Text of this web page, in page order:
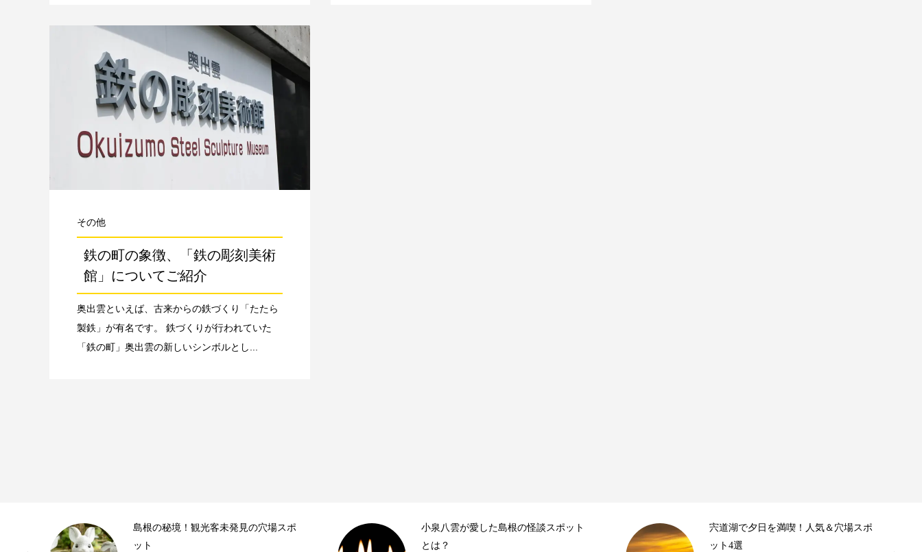
その他
鉄の町の象徴、「鉄の彫刻美術
館」についてご紹介
奥出雲といえば、古来からの鉄づくり「たたら
製鉄」が有名です。 鉄づくりが行われていた
「鉄の町」奥出雲の新しいシンボルとし...
島根の秘境！観光客未発見の穴場スポ
ット
小泉八雲が愛した島根の怪談スポット
とは？
宍道湖で夕日を満喫！人気＆穴場スポ
ット4選